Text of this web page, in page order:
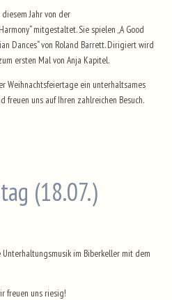
Jahr von der
mitgestaltet. Sie spielen „A Good
Dances“ von Roland Barrett. Dirigiert wird
ersten Mal von Anja Kapitel.
Weihnachtsfeiertage ein unterhaltsames
freuen uns auf Ihren zahlreichen Besuch.
(18.07.)
im Biberkeller mit dem
freuen uns riesig!